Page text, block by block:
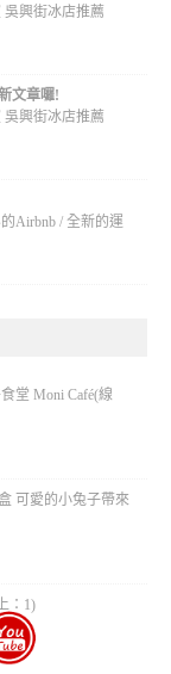
吳興街冰店推薦
文章囉!
吳興街冰店推薦
的Airbnb / 全新的運
堂 Moni Café(線
可愛的小兔子帶來
：1)